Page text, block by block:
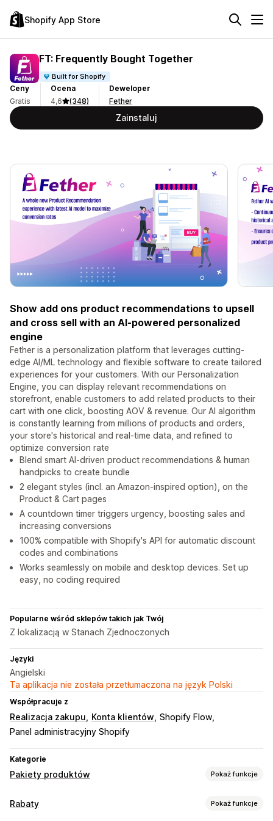
Shopify App Store
FT: Frequently Bought Together
Built for Shopify
Ceny
Gratis
Ocena
4,6
(348)
Deweloper
Fether
Zainstaluj
Show add ons product recommendations to upsell
and cross sell with an AI-powered personalized
engine
Fether is a personalization platform that leverages cutting-
edge AI/ML technology and flexible software to create tailored
experiences for your customers. With our Personalization
Engine, you can display relevant recommendations on
storefront, enable customers to add related products to their
cart with one click, boosting AOV & revenue. Our AI algorithm
is constantly learning from millions of products and orders,
your store's historical and real-time data, and refined to
optimize conversion rate
Blend smart AI-driven product recommendations & human
handpicks to create bundle
2 elegant styles (incl. an Amazon-inspired option), on the
Product & Cart pages
A countdown timer triggers urgency, boosting sales and
increasing conversions
100% compatible with Shopify's API for automatic discount
codes and combinations
Works seamlessly on mobile and desktop devices. Set up
easy, no coding required
Popularne wśród sklepów takich jak Twój
Z lokalizacją w Stanach Zjednoczonych
Języki
Angielski
Ta aplikacja nie została przetłumaczona na język Polski
Współpracuje z
Realizacja zakupu Konta klientów Shopify Flow
Panel administracyjny Shopify
Kategorie
Pakiety produktów Pokaż funkcje
Typy pakietów
Rabaty Pokaż funkcje